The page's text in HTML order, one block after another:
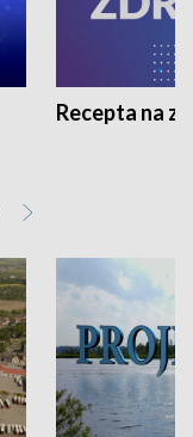
Recepta na